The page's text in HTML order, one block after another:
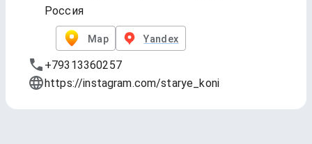
Россия
Map Yandex
+79313360257
https://instagram.com/starye_koni